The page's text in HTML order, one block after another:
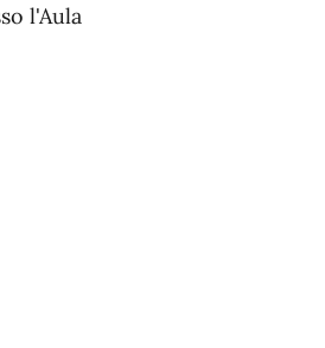
l'Aula